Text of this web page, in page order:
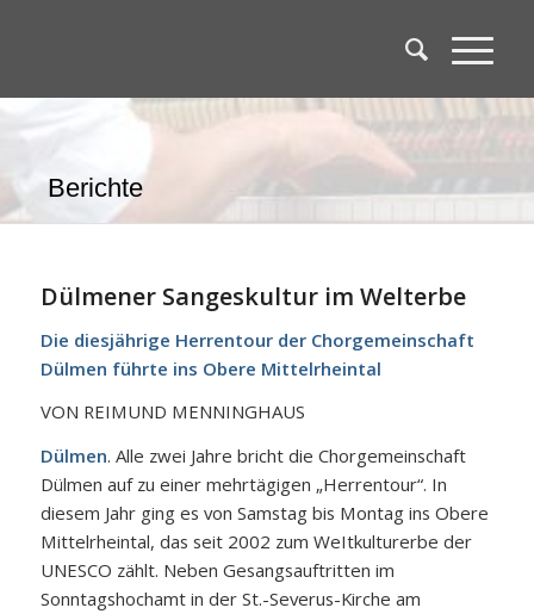
Berichte
Dülmener Sangeskultur im Welterbe
Die diesjährige Herrentour der Chorgemeinschaft
Dülmen führte ins Obere Mittelrheintal
VON REIMUND MENNINGHAUS
Dülmen. Alle zwei Jahre bricht die Chorgemeinschaft
Dülmen auf zu einer mehrtägigen „Herrentour“. In
diesem Jahr ging es von Samstag bis Montag ins Obere
Mittelrheintal, das seit 2002 zum WeItkulturerbe der
UNESCO zählt. Neben Gesangsauftritten im
Sonntagshochamt in der St.-Severus-Kirche am